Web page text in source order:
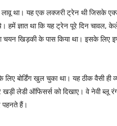
लावू था। यह एक लक्जरी ट्रेन थी जिसके
थे। हमें ज्ञात था कि यह ट्रेन पूरे दिन चावल,
खिड़की के पास किया था। इसके लिए
बोर्डिंग खुल चुका था। यह ठीक वैसी ही
लेडी ऑफिसर्स को दिखाए। वे नेवी ब्लू
पहनते हैं।